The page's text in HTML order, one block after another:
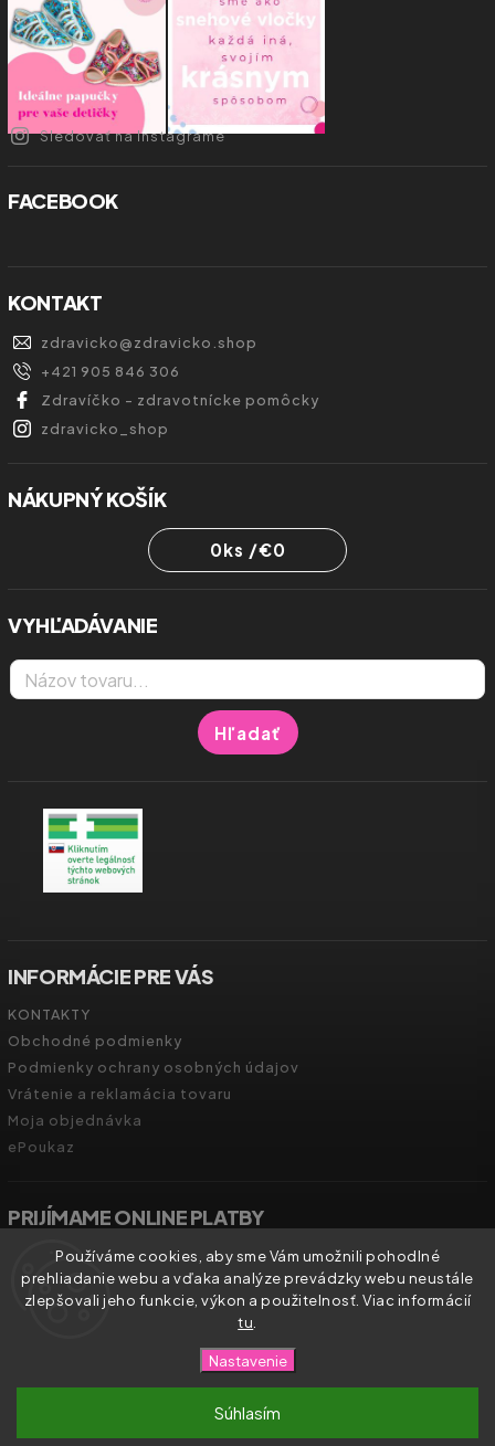
Používáme cookies, aby sme Vám umožnili pohodlné
prehliadanie webu a vďaka analýze prevádzky webu neustále
zlepšovali jeho funkcie, výkon a použitelnosť. Viac informácií
tu
Nastavenie
Súhlasím
Sledovať na Instagrame
FACEBOOK
KONTAKT
zdravicko@zdravicko.shop
+421 905 846 306
Zdravíčko - zdravotnícke pomôcky
zdravicko_shop
NÁKUPNÝ KOŠÍK
0ks /€0
VYHĽADÁVANIE
Hľadať
INFORMÁCIE PRE VÁS
KONTAKTY
Obchodné podmienky
Podmienky ochrany osobných údajov
Vrátenie a reklamácia tovaru
Moja objednávka
ePoukaz
PRIJÍMAME ONLINE PLATBY
Zdravíčko.shop. Všetky práva vyhradené.
Shoptet| DesignShoptak.cz.